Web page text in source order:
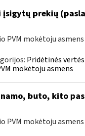
prekių
PVM mokėtoju
Pridėtinės
mokėtoju asmens
buto, kito
PVM mokėtoju